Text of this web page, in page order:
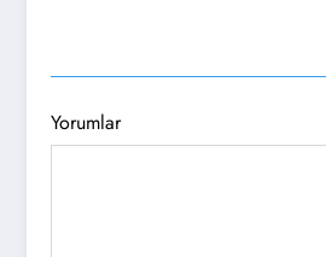
Yorumlar